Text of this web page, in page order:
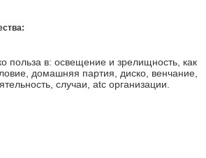
польза в: освещение и зрелищность, как
домашняя партия, диско, венчание,
случаи, atc организации.